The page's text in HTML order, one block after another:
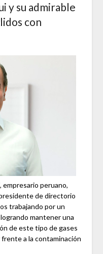
y su admirable
con
empresario peruano,
de directorio
trabajando por un
mantener una
de este tipo de gases
a la contaminación